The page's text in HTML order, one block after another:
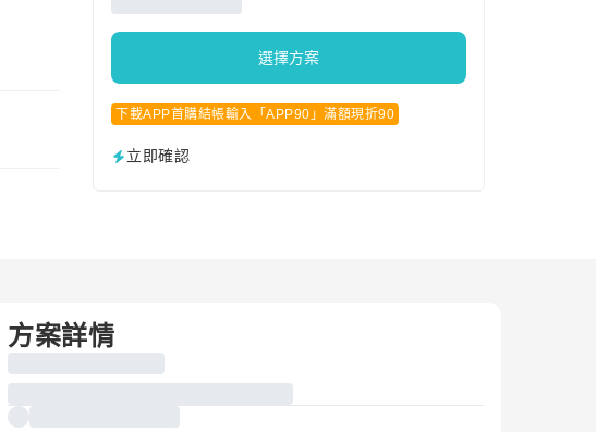
選擇方案
下載APP首購結帳輸入「APP90」滿額現折90
立即確認
方案詳情